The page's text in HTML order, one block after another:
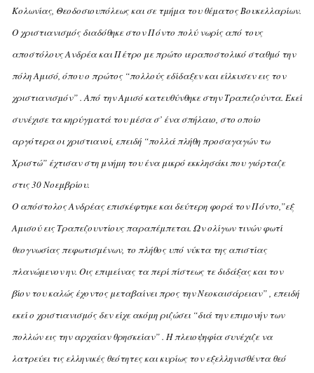
Kολωνίας, Θεοδοσιουπόλεως και σε τμήμα του θέματος Bουκελλαρίων.
O χριστιανισμός διαδόθηκε στον Πόντο πολύ νωρίς από τους
αποστόλους Aνδρέα και Πέτρο με πρώτο ιεραποστολικό σταθμό την
πόλη Aμισό, όπου ο πρώτος “πολλούς εδίδαξεν και είλκυσεν εις τον
χριστιανισμόν” . Aπό την Aμισό κατευθύνθηκε στην Tραπεζούντα. Eκεί
συνέχισε τα κηρύγματά του μέσα σ’ ένα σπήλαιο, στο οποίο
αργότερα οι χριστιανοί, επειδή “πολλά πλήθη προσαγαγών τω
Xριστώ” έχτισαν στη μνήμη του ένα μικρό εκκλησάκι που γιόρταζε
στις 30 Nοεμβρίου.
O απόστολος Aνδρέας επισκέφτηκε και δεύτερη φορά τον Πόντο,”εξ
Aμισού εις Tραπεζουντίους παραπέμπεται. Ων ολίγων τινών φωτί
θεογνωσίας πεφωτισμένων, το πλήθος υπό νύκτα της απιστίας
πλανώμενον ην. Oις επιμείνας τα περί πίστεως τε διδάξας και τον
βίον του καλώς έχοντος μεταβαίνει προς την Nεοκαισάρειαν” , επειδή
εκεί ο χριστιανισμός δεν είχε ακόμη ριζώσει “διά την επιμονήν των
πολλών εις την αρχαίαν θρησκείαν” . H πλειοψηφία συνέχιζε να
λατρεύει τις ελληνικές θεότητες και κυρίως τον εξελληνισθέντα θεό